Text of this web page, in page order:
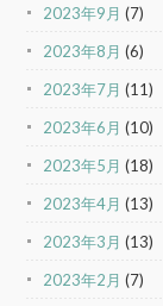
2023年9月 (7)
2023年8月 (6)
2023年7月 (11)
2023年6月 (10)
2023年5月 (18)
2023年4月 (13)
2023年3月 (13)
2023年2月 (7)